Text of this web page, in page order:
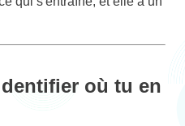
où tu en